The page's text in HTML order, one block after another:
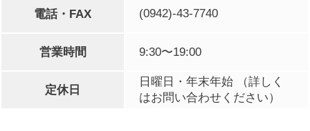
電話・FAX (0942)-43-7740
営業時間 9:30〜19:00
定休日
日曜日・年末年始 （詳しく
はお問い合わせください）